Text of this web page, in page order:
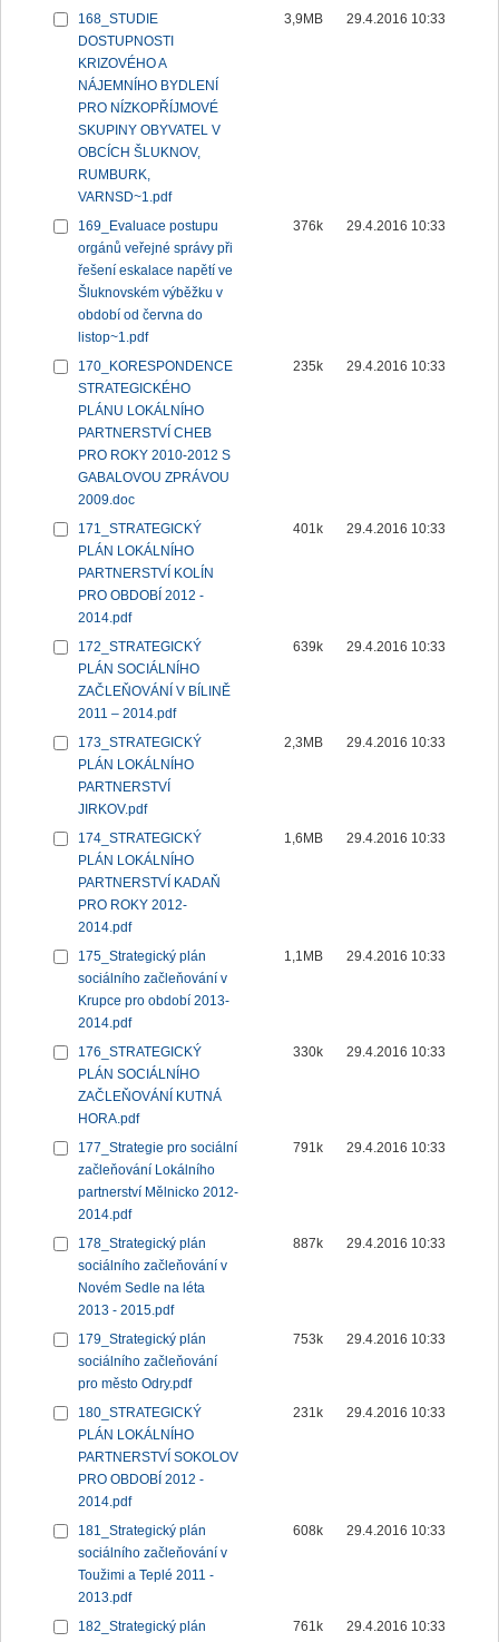
168_STUDIE
DOSTUPNOSTI
KRIZOVÉHO A
NÁJEMNÍHO BYDLENÍ
PRO NÍZKOPŘÍJMOVÉ
SKUPINY OBYVATEL V
OBCÍCH ŠLUKNOV,
RUMBURK,
VARNSD~1.pdf
3,9MB 29.4.2016 10:33
169_Evaluace postupu
orgánů veřejné správy při
řešení eskalace napětí ve
Šluknovském výběžku v
období od června do
listop~1.pdf
376k 29.4.2016 10:33
170_KORESPONDENCE
STRATEGICKÉHO
PLÁNU LOKÁLNÍHO
PARTNERSTVÍ CHEB
PRO ROKY 2010-2012 S
GABALOVOU ZPRÁVOU
2009.doc
235k 29.4.2016 10:33
171_STRATEGICKÝ
PLÁN LOKÁLNÍHO
PARTNERSTVÍ KOLÍN
PRO OBDOBÍ 2012 -
2014.pdf
401k 29.4.2016 10:33
172_STRATEGICKÝ
PLÁN SOCIÁLNÍHO
ZAČLEŇOVÁNÍ V BÍLINĚ
2011 – 2014.pdf
639k 29.4.2016 10:33
173_STRATEGICKÝ
PLÁN LOKÁLNÍHO
PARTNERSTVÍ
JIRKOV.pdf
2,3MB 29.4.2016 10:33
174_STRATEGICKÝ
PLÁN LOKÁLNÍHO
PARTNERSTVÍ KADAŇ
PRO ROKY 2012-
2014.pdf
1,6MB 29.4.2016 10:33
175_Strategický plán
sociálního začleňování v
Krupce pro období 2013-
2014.pdf
1,1MB 29.4.2016 10:33
176_STRATEGICKÝ
PLÁN SOCIÁLNÍHO
ZAČLEŇOVÁNÍ KUTNÁ
HORA.pdf
330k 29.4.2016 10:33
177_Strategie pro sociální
začleňování Lokálního
partnerství Mělnicko 2012-
2014.pdf
791k 29.4.2016 10:33
178_Strategický plán
sociálního začleňování v
Novém Sedle na léta
2013 - 2015.pdf
887k 29.4.2016 10:33
179_Strategický plán
sociálního začleňování
pro město Odry.pdf
753k 29.4.2016 10:33
180_STRATEGICKÝ
PLÁN LOKÁLNÍHO
PARTNERSTVÍ SOKOLOV
PRO OBDOBÍ 2012 -
2014.pdf
231k 29.4.2016 10:33
181_Strategický plán
sociálního začleňování v
Toužimi a Teplé 2011 -
2013.pdf
608k 29.4.2016 10:33
182_Strategický plán
761k 29.4.2016 10:33